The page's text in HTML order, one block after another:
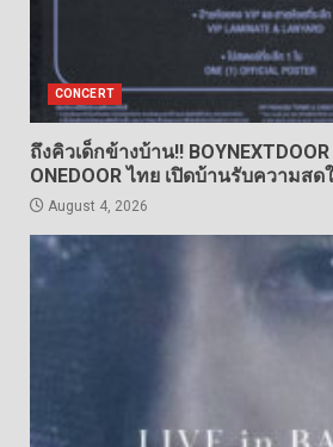
CONCERT
ถึงคิวเด็กข้างบ้าน!!
ONEDOOR ไทย เปิดบ้านรับความสด
August 4, 2026